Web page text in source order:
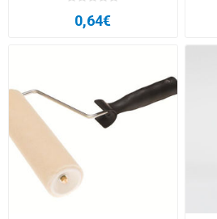
0,64€